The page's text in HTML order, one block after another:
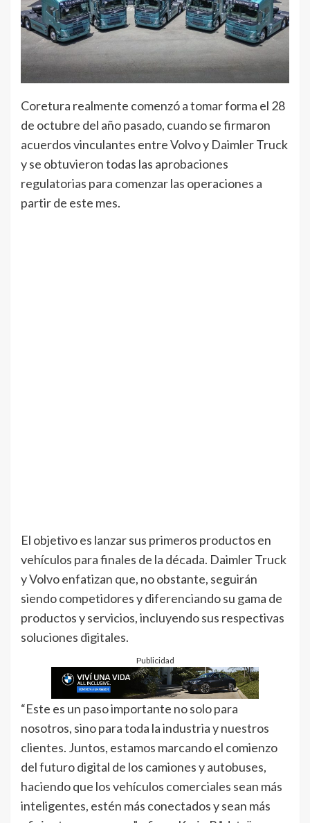
Coretura realmente comenzó a tomar forma el 28
de octubre del año pasado, cuando se firmaron
acuerdos vinculantes entre Volvo y Daimler Truck
y se obtuvieron todas las aprobaciones
regulatorias para comenzar las operaciones a
partir de este mes.
El objetivo es lanzar sus primeros productos en
vehículos para finales de la década. Daimler Truck
y Volvo enfatizan que, no obstante, seguirán
siendo competidores y diferenciando su gama de
productos y servicios, incluyendo sus respectivas
soluciones digitales.
Publicidad
“Este es un paso importante no solo para
nosotros, sino para toda la industria y nuestros
clientes. Juntos, estamos marcando el comienzo
del futuro digital de los camiones y autobuses,
haciendo que los vehículos comerciales sean más
inteligentes, estén más conectados y sean más